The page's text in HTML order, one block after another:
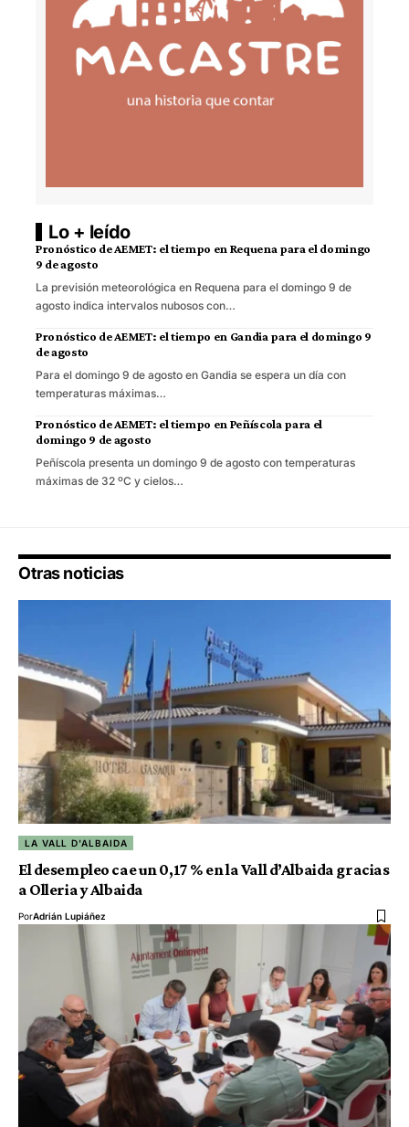
Lo + leído
Pronóstico de AEMET: el tiempo en Requena para el domingo
9 de agosto
La previsión meteorológica en Requena para el domingo 9 de
agosto indica intervalos nubosos con…
Pronóstico de AEMET: el tiempo en Gandia para el domingo 9
de agosto
Para el domingo 9 de agosto en Gandia se espera un día con
temperaturas máximas…
Pronóstico de AEMET: el tiempo en Peñíscola para el
domingo 9 de agosto
Peñíscola presenta un domingo 9 de agosto con temperaturas
máximas de 32 ºC y cielos…
Otras noticias
LA VALL D'ALBAIDA
El desempleo cae un 0,17 % en la Vall d’Albaida gracias
a Olleria y Albaida
PorAdrián Lupiáñez